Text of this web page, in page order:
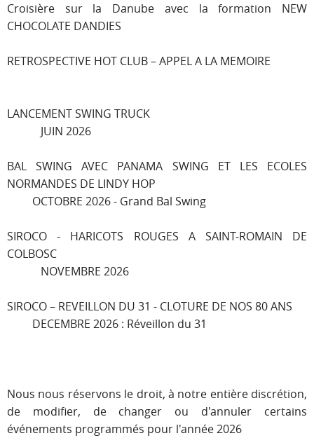
Croisière sur la Danube avec la formation NEW
CHOCOLATE DANDIES
RETROSPECTIVE HOT CLUB – APPEL A LA MEMOIRE
LANCEMENT SWING TRUCK
JUIN 2026
BAL SWING AVEC PANAMA SWING ET LES ECOLES
NORMANDES DE LINDY HOP
OCTOBRE 2026 - Grand Bal Swing
SIROCO - HARICOTS ROUGES A SAINT-ROMAIN DE
COLBOSC
NOVEMBRE 2026
SIROCO – REVEILLON DU 31 - CLOTURE DE NOS 80 ANS
DECEMBRE 2026 : Réveillon du 31
Nous nous réservons le droit, à notre entière discrétion,
de modifier, de changer ou d'annuler certains
événements programmés pour l'année 2026